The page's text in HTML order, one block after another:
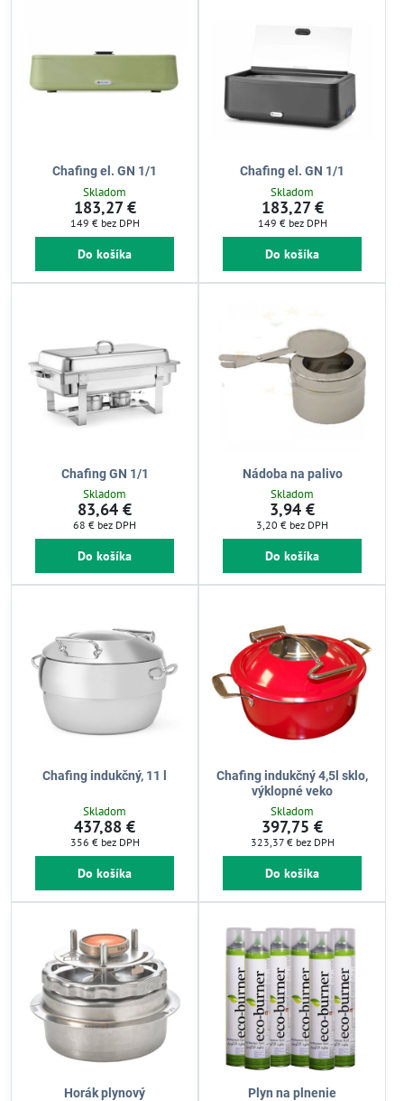
Chafing el. GN 1/1
Skladom
183,27 €
149 € bez DPH
Do košíka
Chafing el. GN 1/1
Skladom
183,27 €
149 € bez DPH
Do košíka
Chafing GN 1/1
Skladom
83,64 €
68 € bez DPH
Do košíka
Nádoba na palivo
Skladom
3,94 €
3,20 € bez DPH
Do košíka
Chafing indukčný, 11 l
Skladom
437,88 €
356 € bez DPH
Do košíka
Chafing indukčný 4,5l sklo,
výklopné veko
Skladom
397,75 €
323,37 € bez DPH
Do košíka
Horák plynový Plyn na plnenie